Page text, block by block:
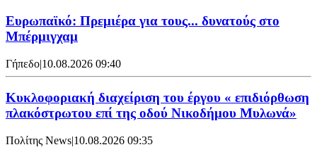
Ευρωπαϊκό: Πρεμιέρα για τους... δυνατούς στο
Μπέρμιγχαμ
Γήπεδο|10.08.2026 09:40
Κυκλοφοριακή διαχείριση του έργου « επιδιόρθωση
πλακόστρωτου επί της οδού Νικοδήμου Μυλωνά»
Πολίτης News|10.08.2026 09:35